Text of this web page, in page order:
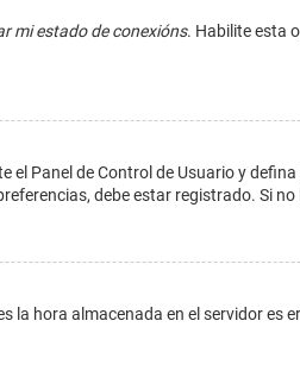
mi estado de conexións. Habilite esta
Panel de Control de Usuario y
debe estar registrado. Si
la hora almacenada en el servidor